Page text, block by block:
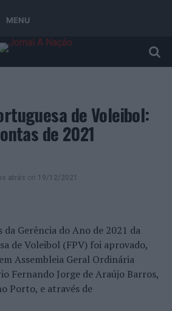
MENU
de Voleibol:
de 2021
atrás on 19/12/2021
Gerência do Ano de 2021 da
de Voleibol (FPV) foi aprovado,
Assembleia Geral Ordinária
Fernando Jorge de Araújo Barros,
Porto, e através de